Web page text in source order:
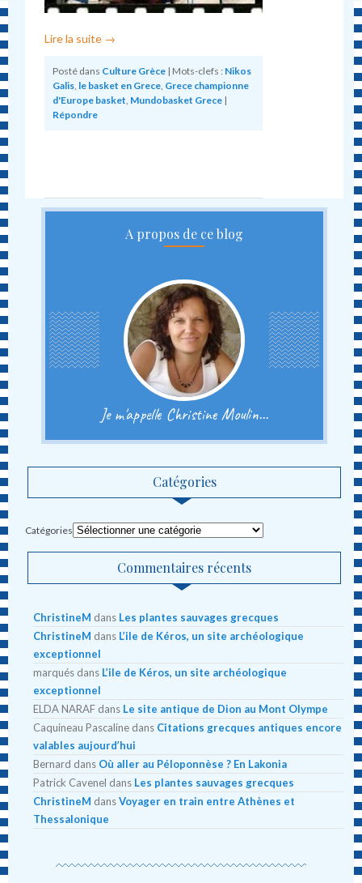
Lire la suite →
Posté dans Culture Grèce | Mots-clefs : Nikos
Galis le basket en Grece Grece championne
d'Europe basket Mundobasket Grece |
Répondre
A propos de ce blog
Je m'appelle Christine Moulin...
Catégories
Catégories
Commentaires récents
ChristineM dans Les plantes sauvages grecques
ChristineM dans L’ile de Kéros, un site archéologique
exceptionnel
marqués dans L’ile de Kéros, un site archéologique
exceptionnel
ELDA NARAF dans Le site antique de Dion au Mont Olympe
Caquineau Pascaline dans Citations grecques antiques encore
valables aujourd’hui
Bernard dans Où aller au Péloponnèse ? En Lakonia
Patrick Cavenel dans Les plantes sauvages grecques
ChristineM dansVoyager en train entre Athènes et
Thessalonique